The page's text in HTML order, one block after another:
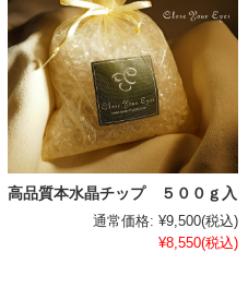
高品質本水晶チップ ５００ｇ入
通常価格: ¥9,500(税込)
¥8,550(税込)